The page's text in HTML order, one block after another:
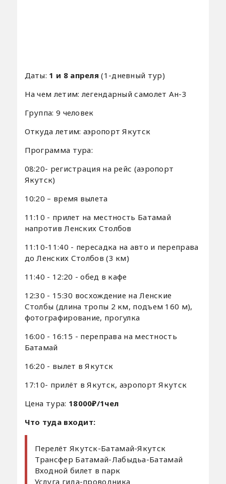
Даты: 1 и 8 апреля(1-дневный тур)
На чем летим: легендарный самолет Ан-3
Группа: 9 человек
Откуда летим: аэропорт Якутск
Программа тура:
08:20- регистрация на рейс (аэропорт
Якутск)
10:20 – время вылета
11:10 - прилет на местность Батамай
напротив Ленских Столбов
11:10-11:40 - пересадка на авто и переправа
до Ленских Столбов (3 км)
11:40 - 12:20 - обед в кафе
12:30 - 15:30 восхождение на Ленские
Столбы (длина тропы 2 км, подъем 160 м),
фотографирование, прогулка
16:00 - 16:15 - переправа на местность
Батамай
16:20 - вылет в Якутск
17:10- прилёт в Якутск, аэропорт Якутск
Цена тура: 18000₽/1чел
Что туда входит:
Перелёт Якутск-Батамай-Якутск
Трансфер Батамай-Лабыдьа-Батамай
Входной билет в парк
Услуга гида-проводника